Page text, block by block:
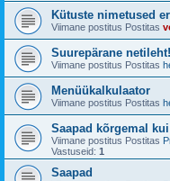
Kütuste nimetused
Viimane postitus Postitas
Suurepärane
Viimane postitus Postitas
Menüükalkulaator
Viimane postitus Postitas
Saapad kõrgemal kui
Viimane postitus Postitas
Vastuseid: 1
Saapad